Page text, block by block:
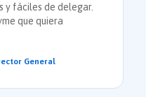
y fáciles de delegar.
que quiera
General